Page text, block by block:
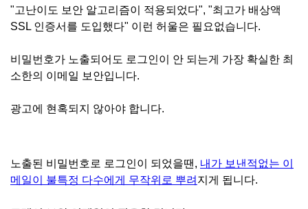
"고난이도 보안 알고리즘이 적용되었다", "최고가 배상액
SSL 인증서를 도입했다" 이런 허울은 필요없습니다.
비밀번호가 노출되어도 로그인이 안 되는게 가장 확실한 최
소한의 이메일 보안입니다.
광고에 현혹되지 않아야 합니다.
노출된 비밀번호로 로그인이 되었을땐, 내가 보낸적없는 이
메일이 불특정 다수에게 무작위로 뿌려 지게 됩니다.